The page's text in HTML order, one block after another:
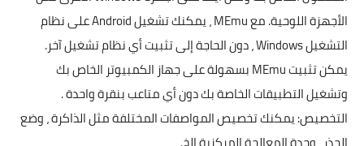
الأجهزة اللوحية. مع MEmu ، يمكنك تشغيل Android على نظام
التشغيل Windows ، دون الحاجة إلى تثبيت أي نظام تشغيل آخر.
يمكن تثبيت MEmu بسهولة على جهاز الكمبيوتر الخاص بك
وتشغيل التطبيقات الخاصة بك دون أي متاعب بنقرة واحدة .
التخصيص: يمكنك تخصيص المواصفات المختلفة مثل الذاكرة ، وضع